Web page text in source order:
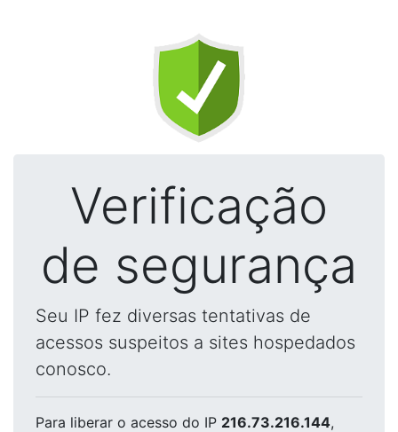
Verificação
de segurança
Seu IP fez diversas tentativas de
acessos suspeitos a sites hospedados
conosco.
Para liberar o acesso do IP 216.73.216.144,